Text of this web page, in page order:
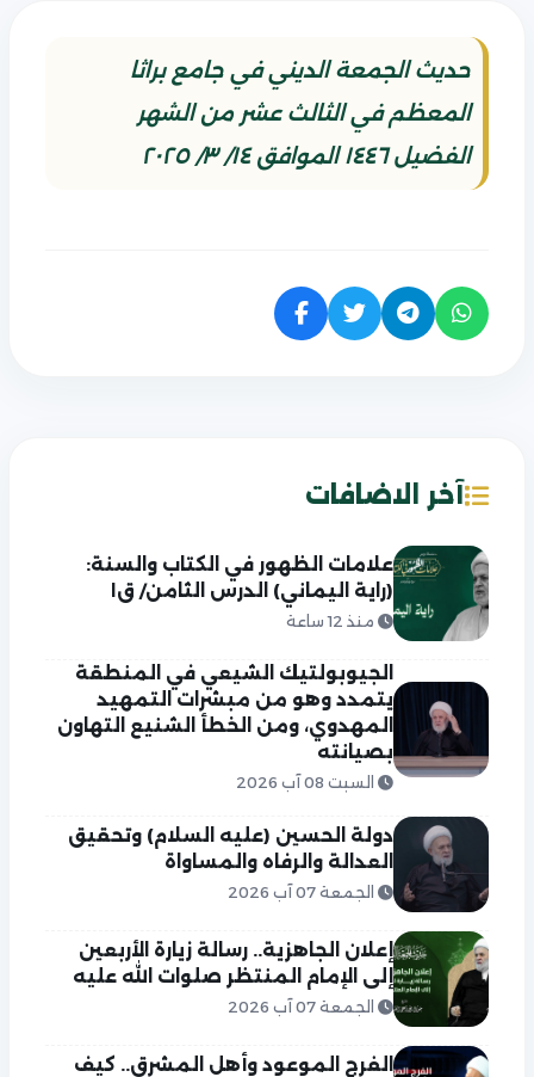
حديث الجمعة الديني في جامع براثا
المعظم في الثالث عشر من الشهر
الفضيل ١٤٤٦ الموافق ١٤/ ٣/ ٢٠٢٥
آخر الاضافات
علامات الظهور في الكتاب والسنة:
(راية اليماني) الدرس الثامن/ ق١
منذ 12 ساعة
الجيوبولتيك الشيعي في المنطقة
يتمدد وهو من مبشرات التمهيد
المهدوي، ومن الخطأ الشنيع التهاون
بصيانته
السبت 08 آب 2026
دولة الحسين (عليه السلام) وتحقيق
العدالة والرفاه والمساواة
الجمعة 07 آب 2026
إعلان الجاهزية.. رسالة زيارة الأربعين
إلى الإمام المنتظر صلوات الله عليه
الجمعة 07 آب 2026
الفرج الموعود وأهل المشرق.. كيف